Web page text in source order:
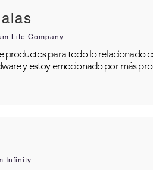
Life Company
productos para todo lo relacionado
y estoy emocionado por más
Infinity